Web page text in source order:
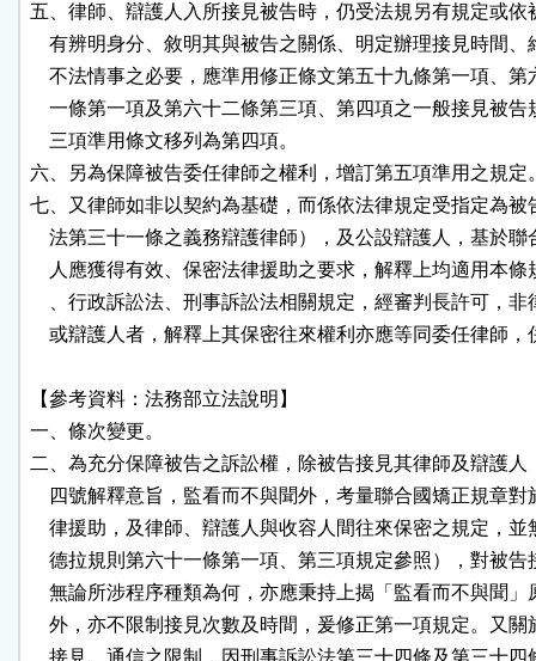
五、律師、辯護人入所接見被告時，仍受法規另有規定或
有辨明身分、敘明其與被告之關係、明定辦理接見時間
不法情事之必要，應準用修正條文第五十九條第一項、
一條第一項及第六十二條第三項、第四項之一般接見被
    三項準用條文移列為第四項。
六、另為保障被告委任律師之權利，增訂第五項準用之規定
七、又律師如非以契約為基礎，而係依法律規定受指定為被
法第三十一條之義務辯護律師），及公設辯護人，基於
人應獲得有效、保密法律援助之要求，解釋上均適用本
、行政訴訟法、刑事訴訟法相關規定，經審判長許可，
或辯護人者，解釋上其保密往來權利亦應等同委任律師，
【參考資料：法務部立法說明】
一、條次變更。
二、為充分保障被告之訴訟權，除被告接見其律師及辯護
四號解釋意旨，監看而不與聞外，考量聯合國矯正規章
律援助，及律師、辯護人與收容人間往來保密之規定，
德拉規則第六十一條第一項、第三項規定參照），對被
無論所涉程序種類為何，亦應秉持上揭「監看而不與聞
外，亦不限制接見次數及時間，爰修正第一項規定。又